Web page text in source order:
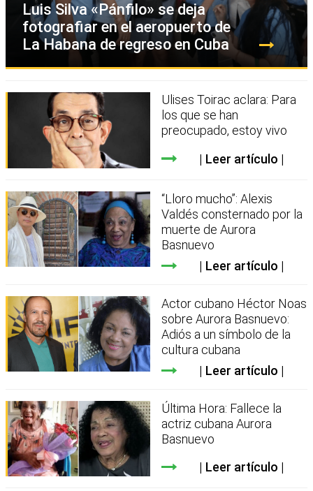
Luis Silva «Pánfilo» se deja
fotografiar en el aeropuerto de
La Habana de regreso en Cuba
Ulises Toirac aclara: Para
los que se han
preocupado, estoy vivo
Leer artículo
“Lloro mucho”: Alexis
Valdés consternado por la
muerte de Aurora
Basnuevo
Leer artículo
Actor cubano Héctor Noas
sobre Aurora Basnuevo:
Adiós a un símbolo de la
cultura cubana
Leer artículo
Última Hora: Fallece la
actriz cubana Aurora
Basnuevo
Leer artículo